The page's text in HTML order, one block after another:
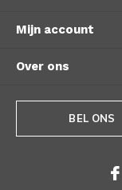
Mijn account
Over ons
BEL ONS